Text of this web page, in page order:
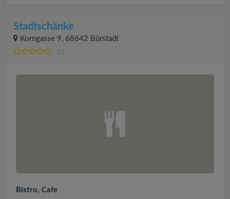
Stadtschänke
Korngasse 9, 68642 Bürstadt
(0)
Bistro, Cafe